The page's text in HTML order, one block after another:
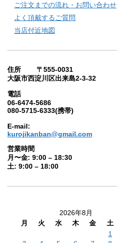
ご注文までの流れ・お問い合わせ
よく頂戴するご質問
当店付近地図
住所 〒555-0031
大阪市西淀川区出来島2-3-32
電話
06-6474-5686
080-5715-6333(携帯)
E-mail:
kurojikanban@gmail.com
営業時間
月〜金: 9:00 – 18:30
土: 9:00 – 18:00
2026年8月
月
火 水 木 金 土
1